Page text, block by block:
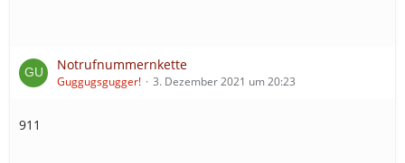
Notrufnummernkette
Guggugsgugger! 3. Dezember 2021 um 20:23
911